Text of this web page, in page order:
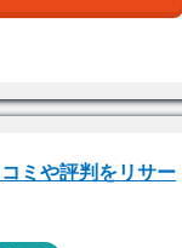
ミや評判をリサー